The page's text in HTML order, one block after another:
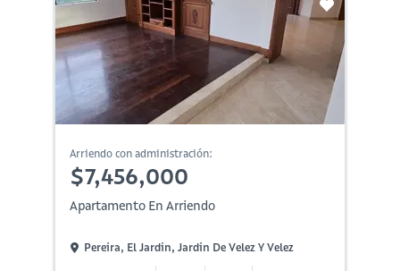
Arriendo con administración:
$7,456,000
Apartamento En Arriendo
Pereira, El Jardin, Jardin De Velez Y Velez